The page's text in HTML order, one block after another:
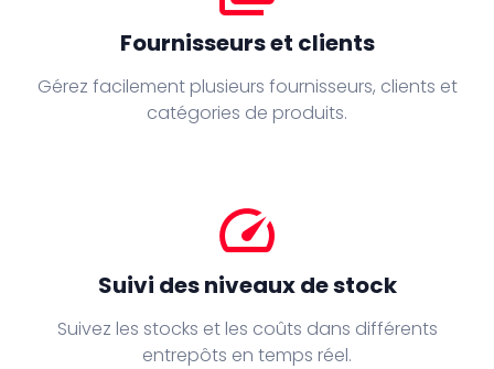
Fournisseurs et clients
Gérez facilement plusieurs fournisseurs, clients et
catégories de produits.
speed
Suivi des niveaux de stock
Suivez les stocks et les coûts dans différents
entrepôts en temps réel.